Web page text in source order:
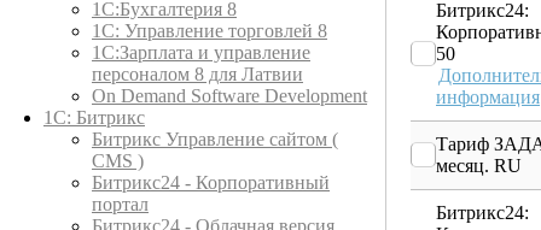
1С:Бухгалтерия 8
1C: Управление торговлей 8
1С:Зарплата и управление
персоналом 8 для Латвии
On Demand Software Development
1С: Битрикс
Битрикс Управление сайтом (
CMS )
Битрикс24 - Корпоративный
портал
Битрикс24 - Облачная версия
Битрикс24:
50
информация
Тариф
месяц. RU
Битрикс24: